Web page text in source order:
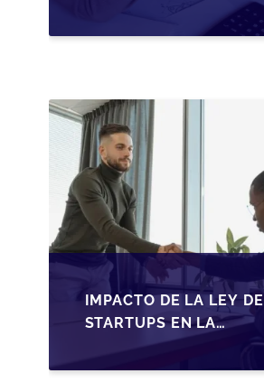
PYMES ESPAÑOLAS:
ADAPTACIONES
2026
IMPACTO DE LA LEY DE
STARTUPS EN LA
TRANSMISIÓN DE
PYMES ESPAÑOLAS